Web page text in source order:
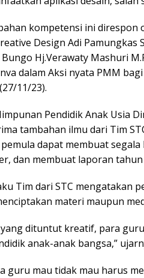
kompetensi ini direspon
Design Adi Pamungkas
Hj.Verawaty Mashuri
dalam Aksi nyata PMM
11/23).
Pendidik Anak Usia
tambahan ilmu dari Tim
dapat membuat
dan membuat laporan
Tim dari STC mengatakan
materi maupun
yang dituntut kreatif, para
anak-anak bangsa,”
guru mau tidak mau harus